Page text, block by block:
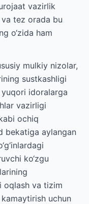
vazirlik
tez orada bu
o‘zida ham
mulkiy nizolar,
sustkashligi
idoralarga
vazirligi
ochiq
bekatiga aylangan
ko‘zgu
oqlash va tizim
uchun